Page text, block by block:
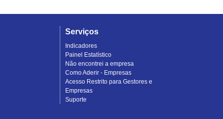
Serviços
Indicadores
Painel Estatístico
Não encontrei a empresa
Como Aderir - Empresas
Acesso Restrito para Gestores e
Empresas
Suporte